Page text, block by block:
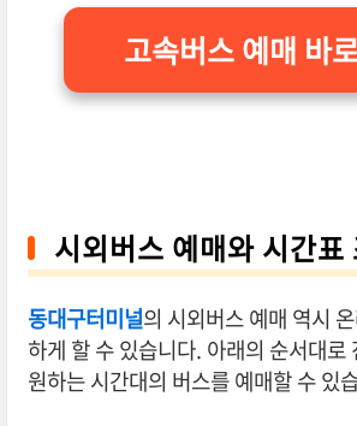
고속버스 예매 바
시외버스 예매와 시간표
동대구터미널의 시외버스 예매 역시
하게 할 수 있습니다. 아래의 순서대로
원하는 시간대의 버스를 예매할 수 있